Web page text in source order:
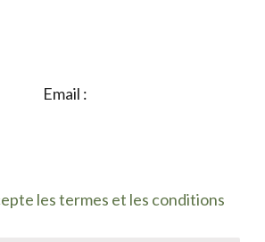
Email :
les termes et les conditions